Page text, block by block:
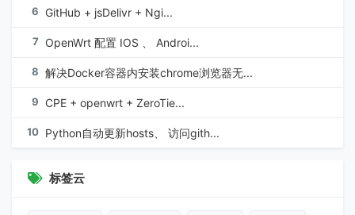
6 GitHub + jsDelivr + Ngi...
7 OpenWrt 配置 IOS 、 Androi...
8 解决Docker容器内安装chrome浏览器无...
9 CPE + openwrt + ZeroTie...
10 Python自动更新hosts、 访问gith...
标签云